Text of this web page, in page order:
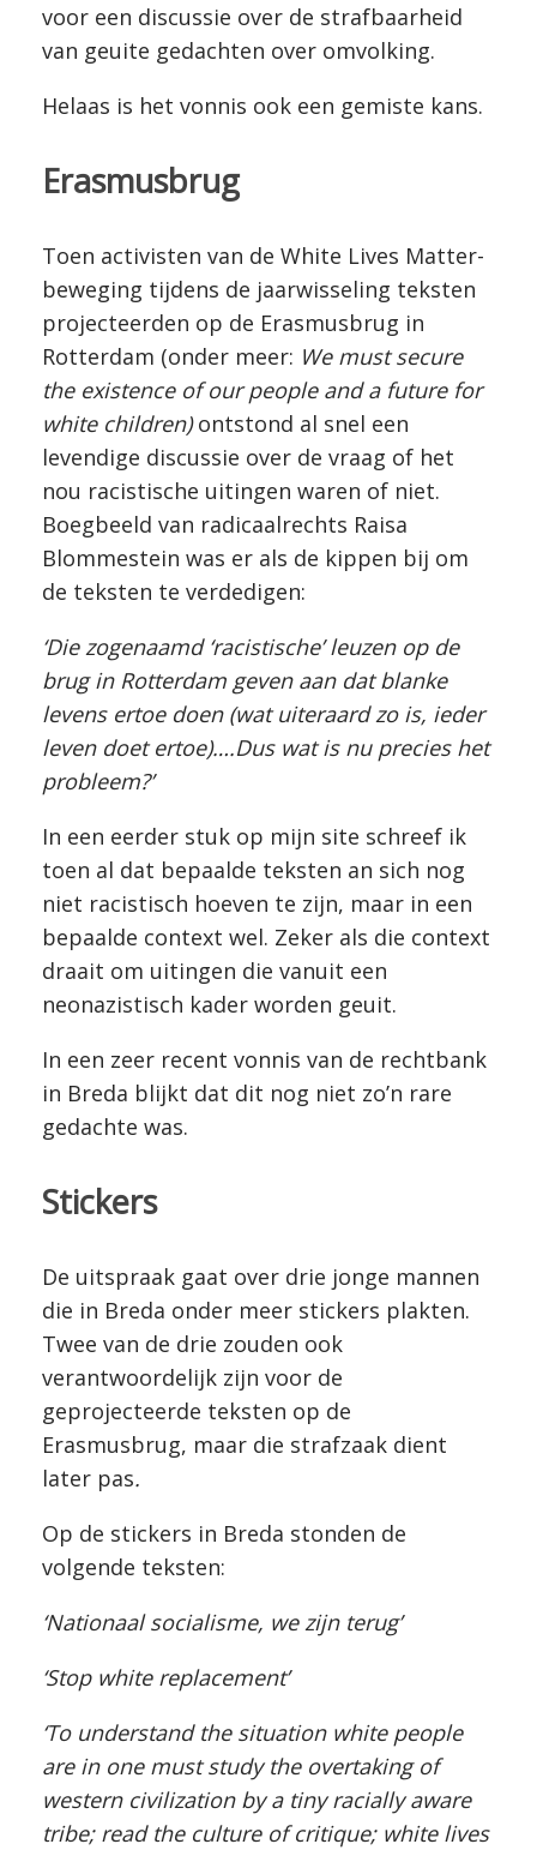
voor een discussie over de strafbaarheid
van geuite gedachten over omvolking.
Helaas is het vonnis ook een gemiste kans.
Erasmusbrug
Toen activisten van de White Lives Matter-
beweging tijdens de jaarwisseling teksten
projecteerden op de Erasmusbrug in
Rotterdam (onder meer: We must secure
the existence of our people and a future for
white children)ontstond al snel een
levendige discussie over de vraag of het
nou racistische uitingen waren of niet.
Boegbeeld van radicaalrechts Raisa
Blommestein was er als de kippen bij om
de teksten te verdedigen:
‘Die zogenaamd ‘racistische’ leuzen op de
brug in Rotterdam geven aan dat blanke
levens ertoe doen (wat uiteraard zo is, ieder
leven doet ertoe)….Dus wat is nu precies het
probleem?’
In een eerder stuk op mijn site schreef ik
toen al dat bepaalde teksten an sich nog
niet racistisch hoeven te zijn, maar in een
bepaalde context wel. Zeker als die context
draait om uitingen die vanuit een
neonazistisch kader worden geuit.
In een zeer recent vonnis van de rechtbank
in Breda blijkt dat dit nog niet zo’n rare
gedachte was.
Stickers
De uitspraak gaat over drie jonge mannen
die in Breda onder meer stickers plakten.
Twee van de drie zouden ook
verantwoordelijk zijn voor de
geprojecteerde teksten op de
Erasmusbrug, maar die strafzaak dient
later pas.
Op de stickers in Breda stonden de
volgende teksten:
‘Nationaal socialisme, we zijn terug’
‘Stop white replacement’
‘To understand the situation white people
are in one must study the overtaking of
western civilization by a tiny racially aware
tribe; read the culture of critique; white lives